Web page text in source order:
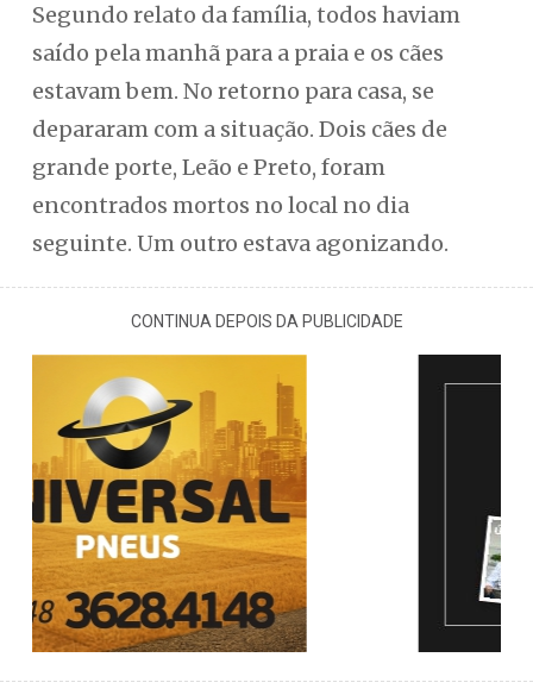
Segundo relato da família, todos haviam
saído pela manhã para a praia e os cães
estavam bem. No retorno para casa, se
depararam com a situação. Dois cães de
grande porte, Leão e Preto, foram
encontrados mortos no local no dia
seguinte. Um outro estava agonizando.
CONTINUA DEPOIS DA PUBLICIDADE